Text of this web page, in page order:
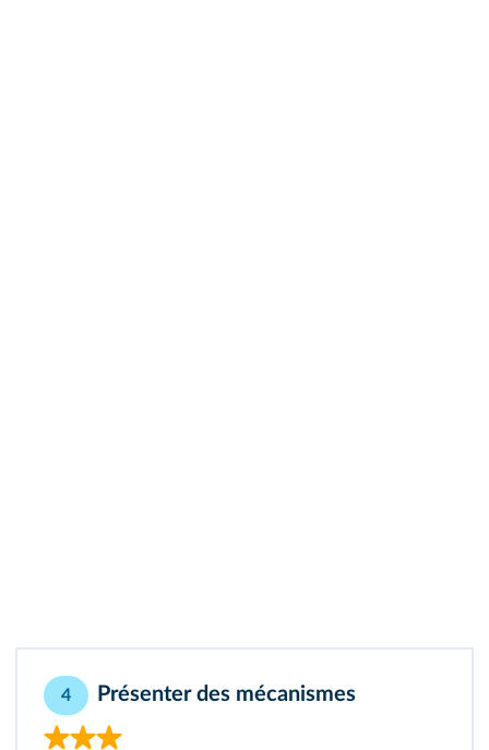
4 Présenter des mécanismes